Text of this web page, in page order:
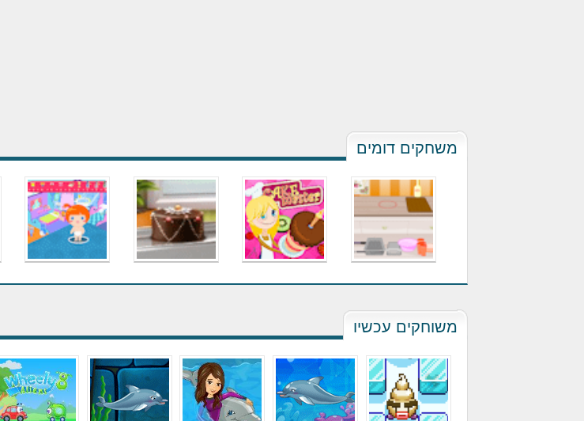
משחקים דומים
משוחקים עכשיו